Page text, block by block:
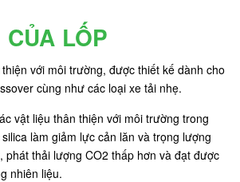
LỐP
với môi trường, được thiết kế dành cho
cùng như các loại xe tải nhẹ.
vật liệu thân thiện với môi trường trong
làm giảm lực cản lăn và trọng lượng
phát thải lượng CO2 thấp hơn và đạt được
nhiên liệu.